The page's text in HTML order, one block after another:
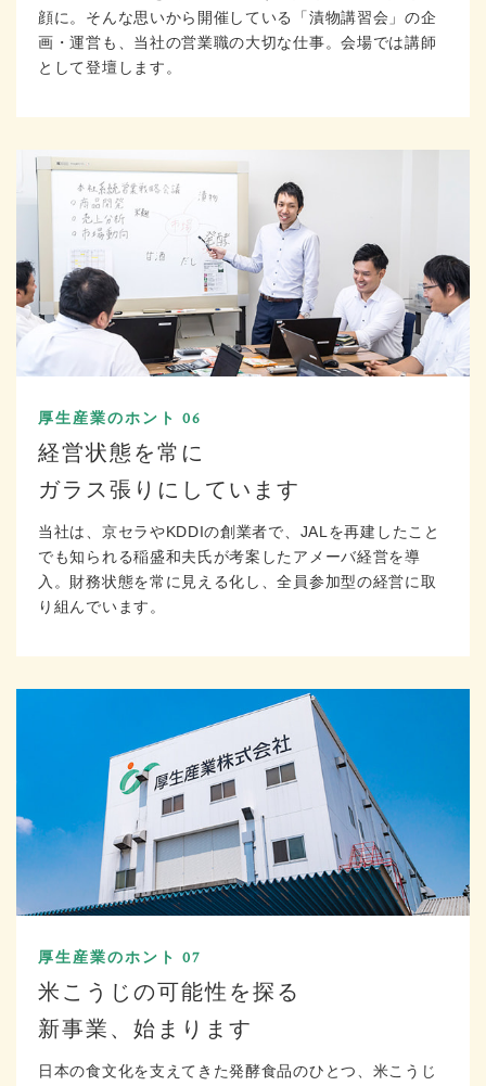
顔に。そんな思いから開催している「漬物講習会」の企
画・運営も、当社の営業職の大切な仕事。会場では講師
として登壇します。
厚生産業のホント 06
経営状態を常に
ガラス張りにしています
当社は、京セラやKDDIの創業者で、JALを再建したこと
でも知られる稲盛和夫氏が考案したアメーバ経営を導
入。財務状態を常に見える化し、全員参加型の経営に取
り組んでいます。
厚生産業のホント 07
米こうじの可能性を探る
新事業、始まります
日本の食文化を支えてきた発酵食品のひとつ、米こうじ